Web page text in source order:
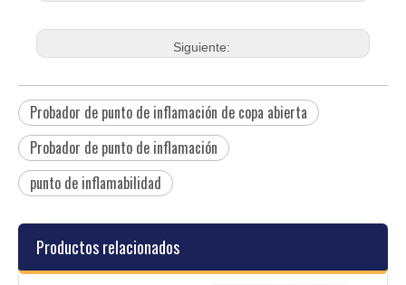
Siguiente:
Probador de punto de inflamación de copa abierta
Probador de punto de inflamación
punto de inflamabilidad
Productos relacionados